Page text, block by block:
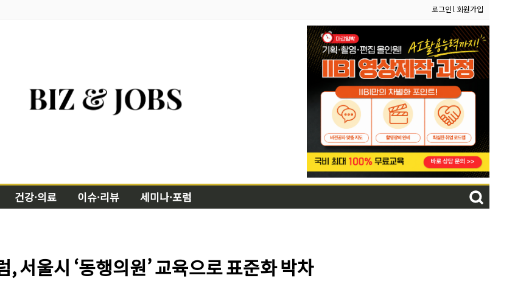
로그인l 회원가입
건강·의료 이슈·리뷰 세미나·포럼
서울시 ‘동행의원’ 교육으로 표준화 박차